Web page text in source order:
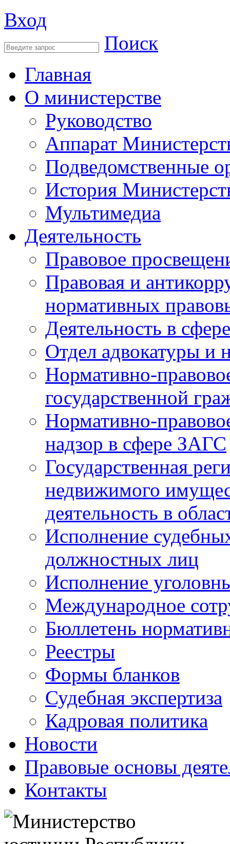
Вход
Поиск
Главная
О министерстве
Руководство
Аппарат
Подведомственные
История
Мультимедиа
Деятельность
Правовое
Правовая и
нормативных
Деятельность в
Отдел адвокатуры и
Нормативно-
государственной
Нормативно-
надзор в сфере ЗАГС
Государственная
недвижимого
деятельность в
Исполнение
должностных лиц
Исполнение
Международное
Бюллетень
Реестры
Формы бланков
Судебная экспертиза
Кадровая политика
Новости
Правовые основы
Контакты